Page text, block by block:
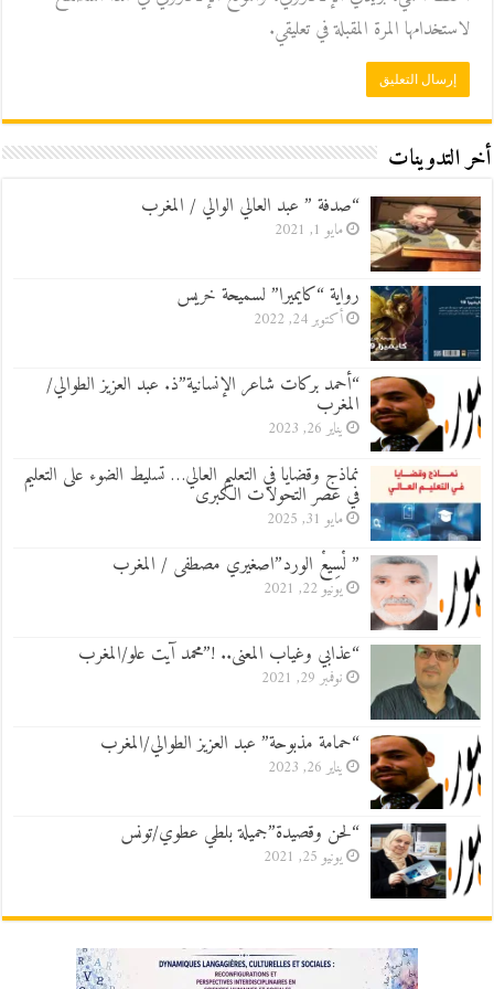
لاستخدامها المرة المقبلة في تعليقي.
أخر التدوينات
“صدفة ” عبد العالي الوالي / المغرب
مايو 1, 2021
رواية “كايميرا” لسميحة خريس
أكتوبر 24, 2022
“أحمد بركات شاعر الإنسانية”ذ. عبد العزيز الطوالي/
المغرب
يناير 26, 2023
نماذج وقضايا في التعليم العالي… تسليط الضوء على التعليم
في عصر التحولات الكبرى
مايو 31, 2025
” لْسِيعْ الورد”اصغيري مصطفى / المغرب
يونيو 22, 2021
“عذابي وغياب المعنى.. !”محمد آيت علو/المغرب
نوفمبر 29, 2021
“حمامة مذبوحة” عبد العزيز الطوالي/المغرب
يناير 26, 2023
“لحن وقصيدة”جميلة بلطي عطوي/تونس
يونيو 25, 2021